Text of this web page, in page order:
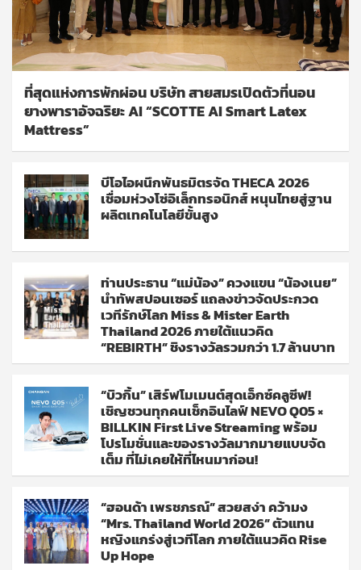
ที่สุดแห่งการพักผ่อน บริษัท สายสมรเปิดตัวที่นอน
ยางพาราอัจฉริยะ AI “SCOTTE AI Smart Latex
Mattress”
บีโอไอผนึกพันธมิตรจัด THECA 2026
เชื่อมห่วงโซ่อิเล็กทรอนิกส์ หนุนไทยสู่ฐาน
ผลิตเทคโนโลยีขั้นสูง
ท่านประธาน “แม่น้อง” ควงแขน “น้องเนย”
นำทัพสปอนเซอร์ แถลงข่าวจัดประกวด
เวทีรักษ์โลก Miss & Mister Earth
Thailand 2026 ภายใต้แนวคิด
“REBIRTH” ชิงรางวัลรวมกว่า 1.7 ล้านบาท
“บิวกิ้น” เสิร์ฟโมเมนต์สุดเอ็กซ์คลูซีฟ!
เชิญชวนทุกคนเช็กอินไลฟ์ NEVO Q05 ×
BILLKIN First Live Streaming พร้อม
โปรโมชั่นและของรางวัลมากมายแบบจัด
เต็ม ที่ไม่เคยให้ที่ไหนมาก่อน!
“ฮอนด้า เพรชภรณ์” สวยสง่า คว้ามง
“Mrs. Thailand World 2026” ตัวแทน
หญิงแกร่งสู่เวทีโลก ภายใต้แนวคิด Rise
Up Hope